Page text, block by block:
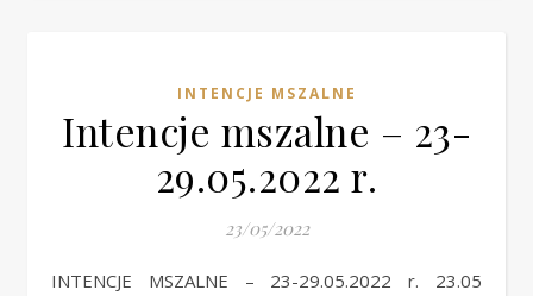
INTENCJE MSZALNE
Intencje mszalne – 23-
29.05.2022 r.
23/05/2022
INTENCJE MSZALNE – 23-29.05.2022 r. 23.05